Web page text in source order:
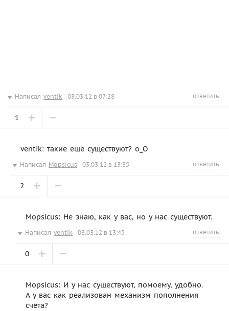
Написал ventik 03.03.12 в 07:28 ответить
1
ventik: такие еще существуют? о_О
Написал Mopsicus 03.03.12 в 13:35 ответить
2
Mopsicus: Не знаю, как у вас, но у нас существуют.
Написал ventik 03.03.12 в 13:45 ответить
0
Mopsicus: И у нас существуют, помоему, удобно.
А у вас как реализован механизм пополнения
счёта?